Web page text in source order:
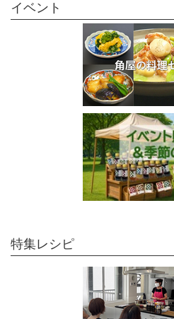
イベント
特集レシピ